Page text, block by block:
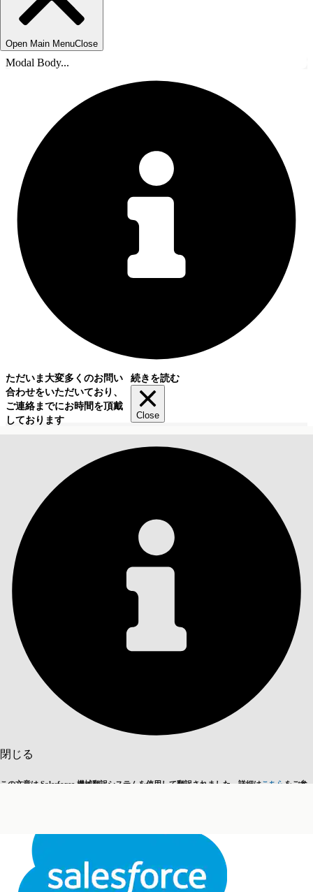
Open Main MenuClose
Modal Body...
ただいま大変多くのお問い
合わせをいただいており、
ご連絡までにお時間を頂戴
しております
続きを読む
Close
閉じる
この文章は Salesforce 機械翻訳システムを使用して翻訳されました。詳細はこちら をご参
閉じる 閉じる
目次